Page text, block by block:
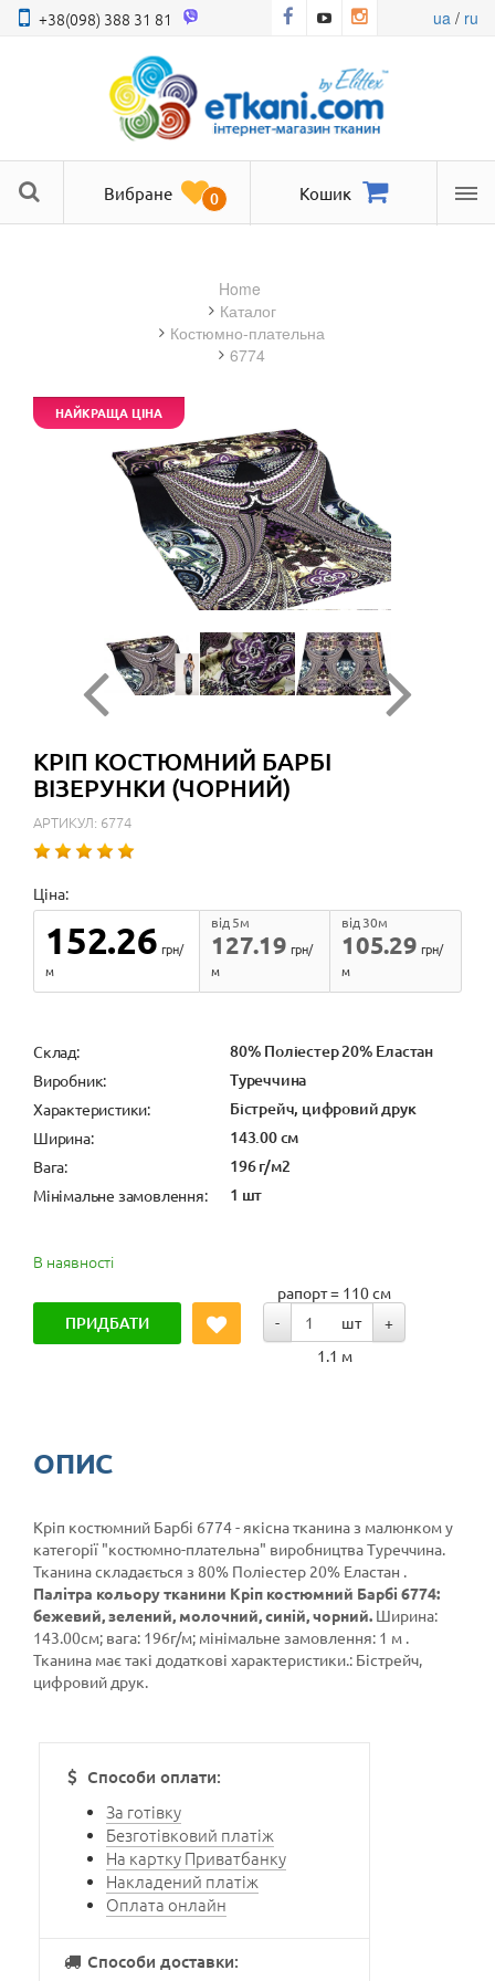
+38(098) 388 31 81 ua/ ru
Вибране 0 Кошик
Home
Каталог
костюмно-плательна
6774
НАЙКРАЩА ЦІНА
КРІП КОСТЮМНИЙ БАРБІ
ВІЗЕРУНКИ (ЧОРНИЙ)
АРТИКУЛ: 6774
Ціна:
152.26 грн/
м
127.19
від 5м
грн/
м
105.29
від 30м
грн/
м
Cклад: 80% Поліестер 20% Еластан
Виробник: Туреччина
Характеристики: Бістрейч, цифровий друк
Ширина: 143.00 см
Вага: 196 г/м2
Мінімальне замовлення: 1 шт
В наявності
ПРИДБАТИ
рапорт = 110 см
-
шт
+
1.1 м
ОПИС
Кріп костюмний Барбі 6774 - якісна тканина з малюнком у
категорії "костюмно-плательна" виробництва Туреччина.
Тканина складається з 80% Поліестер 20% Еластан .
Палітра кольору тканини Кріп костюмний Барбі 6774:
бежевий, зелений, молочний, синій, чорний. Ширина:
143.00см; вага: 196г/м; мінімальне замовлення: 1 м .
Тканина має такі додаткові характеристики.: Бістрейч,
цифровий друк.
Способи оплати:
За готівку
Безготівковий платіж
На картку Приватбанку
Накладений платіж
Оплата онлайн
Способи доставки: